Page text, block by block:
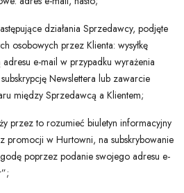
działania Sprzedawcy, podjęte
osobowych przez Klienta: wysyłkę
e-mail w przypadku wyrażenia
Newslettera lub zawarcie
między Sprzedawcą a Klientem;
przez to rozumieć biuletyn informacyjny
promocji w Hurtowni, na subskrybowanie
poprzez podanie swojego adresu e-